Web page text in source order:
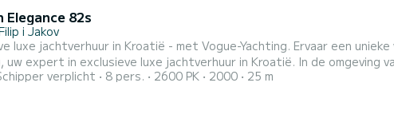
Elegance 82s
i Jakov
luxe jachtverhuur in Kroatië - met Vogue-Yachting. Ervaar een
uw expert in exclusieve luxe jachtverhuur in Kroatië. In de omgeving
op u, die uitsluitend wordt verhuurd met professionele bemanning -
verplicht 8 pers. 2600 PK 2000 25 m